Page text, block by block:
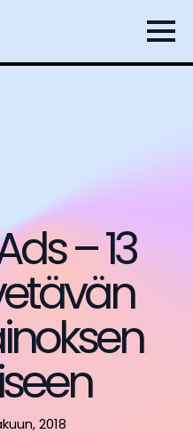
– 13
2018